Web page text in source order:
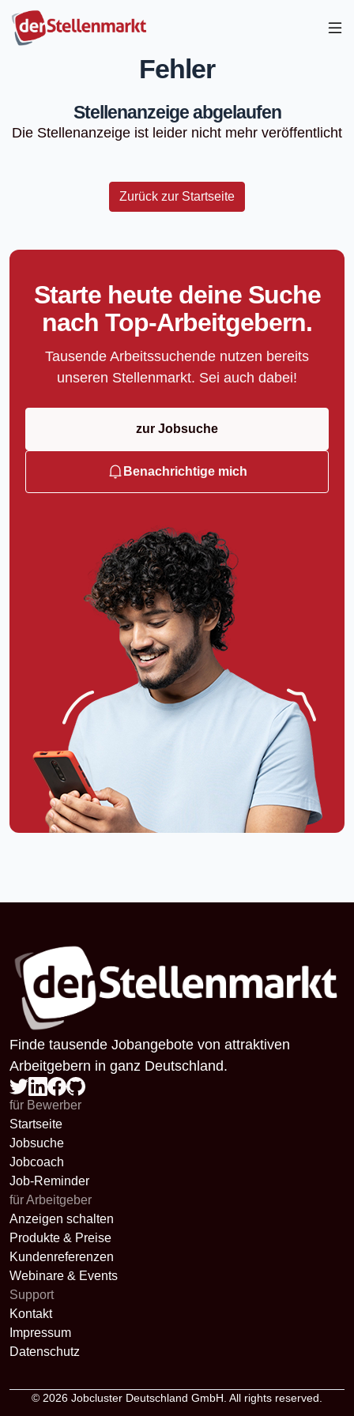
Fehler
Stellenanzeige abgelaufen
Die Stellenanzeige ist leider nicht mehr veröffentlicht
Zurück zur Startseite
Starte heute deine Suche
nach Top-Arbeitgebern.
Tausende Arbeitssuchende nutzen bereits
unseren Stellenmarkt. Sei auch dabei!
zur Jobsuche
Benachrichtige mich
Finde tausende Jobangebote von attraktiven
Arbeitgebern in ganz Deutschland.
für Bewerber
Startseite
Jobsuche
Jobcoach
Job-Reminder
für Arbeitgeber
Anzeigen schalten
Produkte & Preise
Kundenreferenzen
Webinare & Events
Support
Kontakt
Impressum
Datenschutz
© 2026 Jobcluster Deutschland GmbH. All rights reserved.